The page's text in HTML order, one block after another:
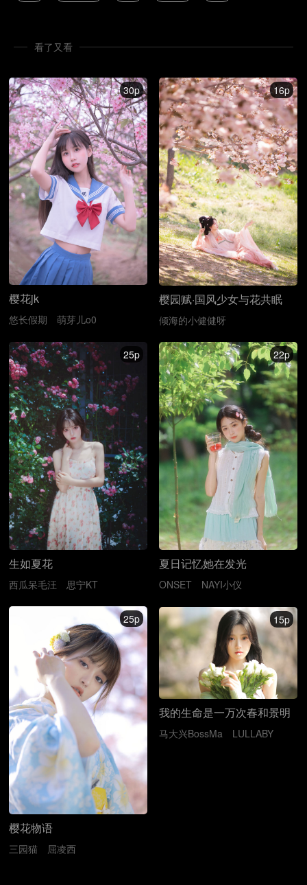
看了又看
30p
樱花jk
悠长假期 萌芽儿o0
16p
樱园赋·国风少女与花共眠
倾海的小健健呀
25p
生如夏花
西瓜呆毛汪 思宁KT
22p
夏日记忆️她在发光
ONSET NAYI小仪
25p
樱花物语
三园猫 屈凌西
15p
我的生命是一万次春和景明
马大兴BossMa LULLABY